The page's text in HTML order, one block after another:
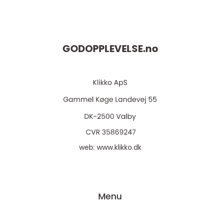
GODOPPLEVELSE.no
web: www.klikko.dk
Menu